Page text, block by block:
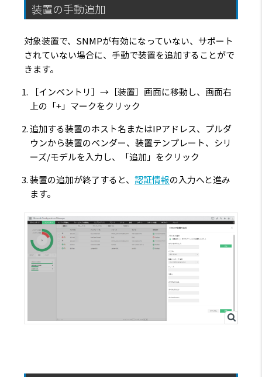
装置の手動追加
対象装置で、SNMPが有効になっていない、サポート
されていない場合に、手動で装置を追加することがで
きます。
［インベントリ］→［装置］画面に移動し、画面右
上の「+」マークをクリック
追加する装置のホスト名またはIPアドレス、プルダ
ウンから装置のベンダー、装置テンプレート、シリ
ーズ/モデルを入力し、「追加」をクリック
装置の追加が終了すると、認証情報の入力へと進み
ます。